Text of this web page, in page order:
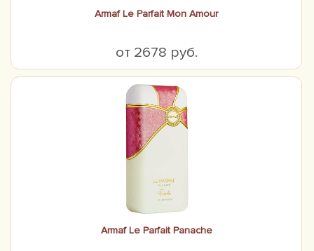
Armaf Le Parfait Mon Amour
от 2678 руб.
Armaf Le Parfait Panache